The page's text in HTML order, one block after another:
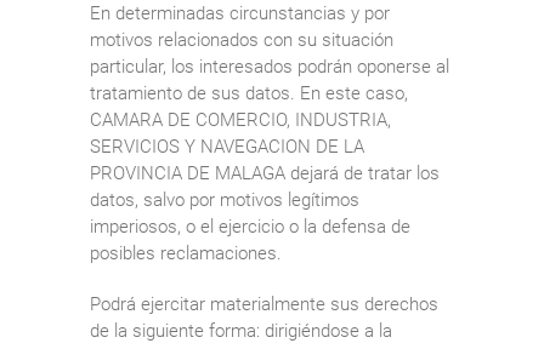
En determinadas circunstancias y por
motivos relacionados con su situación
particular, los interesados podrán oponerse al
tratamiento de sus datos. En este caso,
CAMARA DE COMERCIO, INDUSTRIA,
SERVICIOS Y NAVEGACION DE LA
PROVINCIA DE MALAGA dejará de tratar los
datos, salvo por motivos legítimos
imperiosos, o el ejercicio o la defensa de
posibles reclamaciones.
Podrá ejercitar materialmente sus derechos
de la siguiente forma: dirigiéndose a la